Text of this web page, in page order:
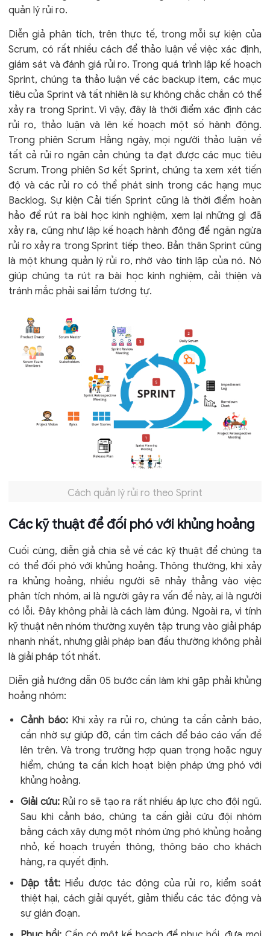
quản lý rủi ro.
Diễn giả phân tích, trên thực tế, trong mỗi sự kiện của
Scrum, có rất nhiều cách để thảo luận về việc xác định,
giám sát và đánh giá rủi ro. Trong quá trình lập kế hoạch
Sprint, chúng ta thảo luận về các backup item, các mục
tiêu của Sprint và tất nhiên là sự không chắc chắn có thể
xảy ra trong Sprint. Vì vậy, đây là thời điểm xác định các
rủi ro, thảo luận và lên kế hoạch một số hành động.
Trong phiên Scrum Hằng ngày, mọi người thảo luận về
tất cả rủi ro ngăn cản chúng ta đạt được các mục tiêu
Scrum. Trong phiên Sơ kết Sprint, chúng ta xem xét tiến
độ và các rủi ro có thể phát sinh trong các hạng mục
Backlog. Sự kiện Cải tiến Sprint cũng là thời điểm hoàn
hảo để rút ra bài học kinh nghiệm, xem lại những gì đã
xảy ra, cũng như lập kế hoạch hành động để ngăn ngừa
rủi ro xảy ra trong Sprint tiếp theo. Bản thân Sprint cũng
là một khung quản lý rủi ro, nhờ vào tính lặp của nó. Nó
giúp chúng ta rút ra bài học kinh nghiệm, cải thiện và
tránh mắc phải sai lầm tương tự.
Cách quản lý rủi ro theo Sprint
Các kỹ thuật để đối phó với khủng hoảng
Cuối cùng, diễn giả chia sẻ về các kỹ thuật để chúng ta
có thể đối phó với khủng hoảng. Thông thường, khi xảy
ra khủng hoảng, nhiều người sẽ nhảy thẳng vào việc
phân tích nhóm, ai là người gây ra vấn đề này, ai là người
có lỗi. Đây không phải là cách làm đúng. Ngoài ra, vì tính
kỹ thuật nên nhóm thường xuyên tập trung vào giải pháp
nhanh nhất, nhưng giải pháp ban đầu thường không phải
là giải pháp tốt nhất.
Diễn giả hướng dẫn 05 bước cần làm khi gặp phải khủng
hoảng nhóm:
Cảnh báo:Khi xảy ra rủi ro, chúng ta cần cảnh báo,
cần nhờ sự giúp đỡ, cần tìm cách để báo cáo vấn đề
lên trên. Và trong trường hợp quan trọng hoặc nguy
hiểm, chúng ta cần kích hoạt biện pháp ứng phó với
khủng hoảng.
Giải cứu:Rủi ro sẽ tạo ra rất nhiều áp lực cho đội ngũ.
Sau khi cảnh báo, chúng ta cần giải cứu đội nhóm
bằng cách xây dựng một nhóm ứng phó khủng hoảng
nhỏ, kế hoạch truyền thông, thông báo cho khách
hàng, ra quyết định.
Dập tắt:Hiểu được tác động của rủi ro, kiểm soát
thiệt hại, cách giải quyết, giảm thiểu các tác động và
sự gián đoạn.